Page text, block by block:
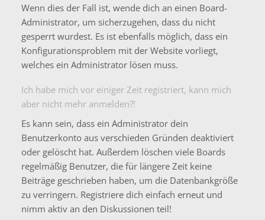
Wenn dies der Fall ist, wende dich an einen Board-
Administrator, um sicherzugehen, dass du nicht
gesperrt wurdest. Es ist ebenfalls möglich, dass ein
Konfigurationsproblem mit der Website vorliegt,
welches ein Administrator lösen muss.
Ich habe mich vor einiger Zeit registriert, kann mich
aber nicht mehr anmelden?!
Es kann sein, dass ein Administrator dein
Benutzerkonto aus verschieden Gründen deaktiviert
oder gelöscht hat. Außerdem löschen viele Boards
regelmäßig Benutzer, die für längere Zeit keine
Beiträge geschrieben haben, um die Datenbankgröße
zu verringern. Registriere dich einfach erneut und
nimm aktiv an den Diskussionen teil!